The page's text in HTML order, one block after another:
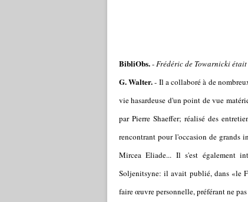
BibliObs.-Frédéric de Towarnicki
G. Walter.- Il a collaboré à de
vie hasardeuse d'un point de vue
par Pierre Shaeffer; réalisé des
rencontrant pour l'occasion de grands
Mircea Eliade... Il s'est également
Soljenitsyne: il avait publié, dans «le
faire œuvre personnelle, préférant ne